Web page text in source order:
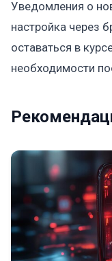
Уведомления о
настройка через
оставаться в
необходимости